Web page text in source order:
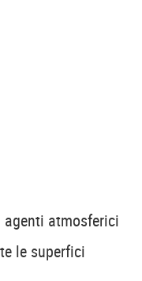
agenti atmosferici
le superfici